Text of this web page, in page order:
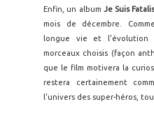
Enfin, un album Je Suis
mois de décembre.
longue vie et
morceaux choisis (façon
que le film motivera la
restera certainement
l'univers des super-héros,